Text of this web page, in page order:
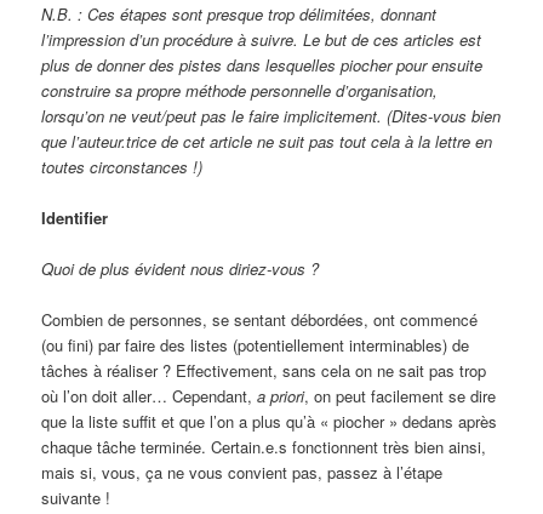
N.B. : Ces étapes sont presque trop délimitées, donnant
l’impression d’un procédure à suivre. Le but de ces articles est
plus de donner des pistes dans lesquelles piocher pour ensuite
construire sa propre méthode personnelle d’organisation,
lorsqu’on ne veut/peut pas le faire implicitement. (Dites-vous bien
que l’auteur.trice de cet article ne suit pas tout cela à la lettre en
toutes circonstances !)
Identifier
Quoi de plus évident nous diriez-vous ?
Combien de personnes, se sentant débordées, ont commencé
(ou fini) par faire des listes (potentiellement interminables) de
tâches à réaliser ? Effectivement, sans cela on ne sait pas trop
où l’on doit aller… Cependant, a priori, on peut facilement se dire
que la liste suffit et que l’on a plus qu’à « piocher » dedans après
chaque tâche terminée. Certain.e.s fonctionnent très bien ainsi,
mais si, vous, ça ne vous convient pas, passez à l’étape
suivante !